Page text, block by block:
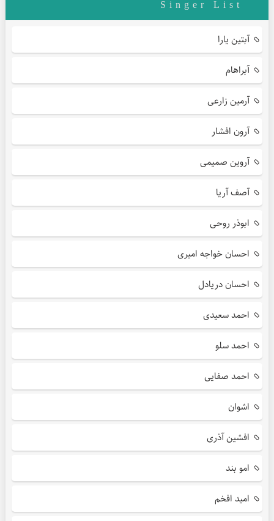
Singer List
آبتین یارا
آبراهام
آرمین زارعی
آرون افشار
آروین صمیمی
آصف آریا
ابوذر روحی
احسان خواجه امیری
احسان دریادل
احمد سعیدی
احمد سلو
احمد صفایی
اشوان
افشین آذری
امو بند
امید افخم